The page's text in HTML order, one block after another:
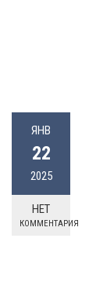
ЯНВ
22
2025
НЕТ
КОММЕНТАРИЯ